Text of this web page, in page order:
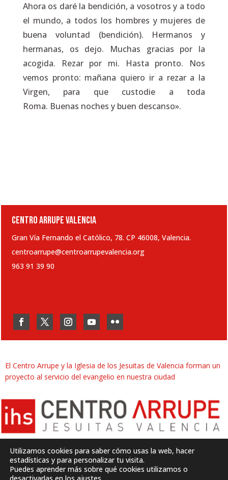
Ahora os daré la bendición, a vosotros y a todo
el mundo, a todos los hombres y mujeres de
buena voluntad (bendición). Hermanos y
hermanas, os dejo. Muchas gracias por la
acogida. Rezar por mi. Hasta pronto. Nos
vemos pronto: mañana quiero ir a rezar a la
Virgen, para que custodie a toda
Roma. Buenas noches y buen descanso».
CENTRO ARRUPE VALENCIA
Gran Vía Fernando el Católico, 78. CP 46008, Valencia.
centroarrupe@centroarrupevalencia.org
963 91 39 90
El Centro Arrupe y la Iglesia de los Jesuitas de Valencia forman un
proyecto al servicio del evangelio en nuestra ciudad
Desarrollado porSJDigital
Utilizamos cookies para saber cómo usas la web, hacer
estadísticas y para personalizar tu visita.
Puedes aprender más sobre qué cookies utilizamos o